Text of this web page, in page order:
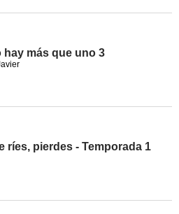
hay más que uno 3
ríes, pierdes - Temporada 1